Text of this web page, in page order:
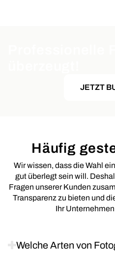
JETZT
Häufig
Wir wissen, dass die Wahl
gut überlegt sein will.
Fragen unserer Kunden
Transparenz zu bieten und
Ihr
Welche Arten von